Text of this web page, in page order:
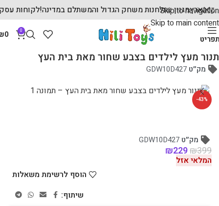
Skip to navigation
Skip to main content
0
0
עמוד הבית מוצרי עץ לילדים
תנור מעץ לילדים בצבע שחור מאת בית העץ
מק״ט GDW10D427
-43%
מק״ט GDW10D427
₪399
₪229
המלאי אזל
הוסף לרשימת משאלות
שיתוף:
לקוחותמגוון שולחנות משחק הגדול והמשתלם במדינה!חלקי הארץ